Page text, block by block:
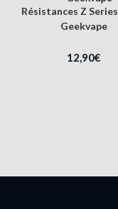
Résistances Z
Geekvape
12,90€